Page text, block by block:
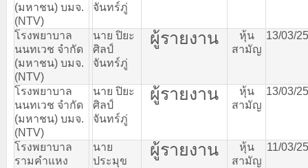
(มหาชน) บมจ.
(NTV)
จันทร์ภู่
โรงพยาบาล
นนทเวช จำกัด
(มหาชน) บมจ.
(NTV)
นาย ปิยะ
ศิลป์
จันทร์ภู่
ผู้รายงาน
หุ้น
สามัญ
13/03/
โรงพยาบาล
นนทเวช จำกัด
(มหาชน) บมจ.
(NTV)
นาย ปิยะ
ศิลป์
จันทร์ภู่
ผู้รายงาน
หุ้น
สามัญ
13/03/
โรงพยาบาล
รามคำแหง
นาย
ประมุข
ผู้รายงาน
หุ้น
สามัญ
11/03/